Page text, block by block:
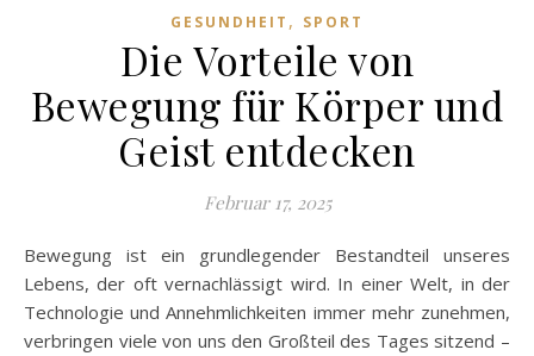
GESUNDHEIT , SPORT
Die Vorteile von
Bewegung für Körper und
Geist entdecken
Februar 17, 2025
Bewegung ist ein grundlegender Bestandteil unseres
Lebens, der oft vernachlässigt wird. In einer Welt, in der
Technologie und Annehmlichkeiten immer mehr zunehmen,
verbringen viele von uns den Großteil des Tages sitzend –